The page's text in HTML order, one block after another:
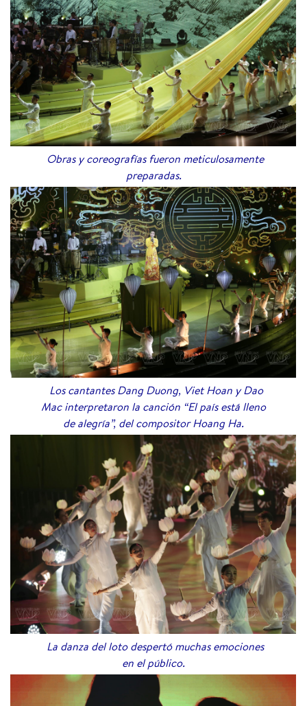
Obras y coreografías fueron meticulosamente
preparadas.
Los cantantes Dang Duong, Viet Hoan y Dao
Mac interpretaron la canción “El país está lleno
de alegría”, del compositor Hoang Ha.
La danza del loto despertó muchas emociones
en el público.